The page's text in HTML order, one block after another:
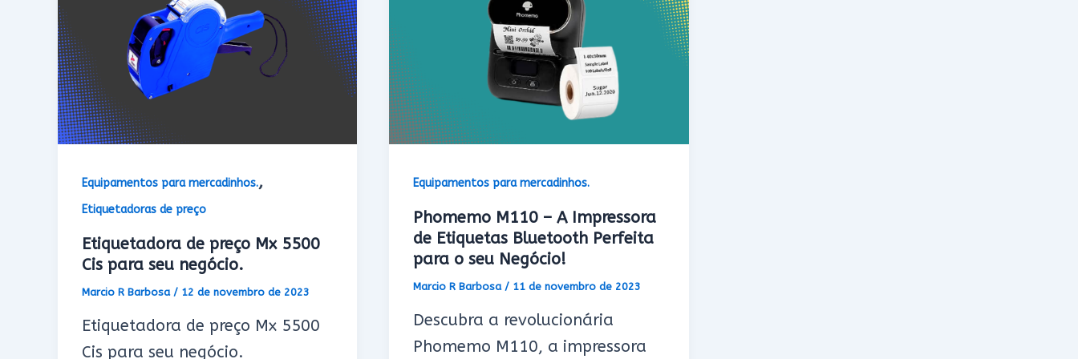
Equipamentos para mercadinhos.,
Etiquetadoras de preço
Etiquetadora de preço Mx 5500
Cis para seu negócio.
Marcio R Barbosa / 12 de novembro de 2023
Etiquetadora de preço Mx 5500
Cis para seu negócio.
Equipamentos para mercadinhos.
Phomemo M110 – A Impressora
de Etiquetas Bluetooth Perfeita
para o seu Negócio!
Marcio R Barbosa / 11 de novembro de 2023
Descubra a revolucionária
Phomemo M110, a impressora